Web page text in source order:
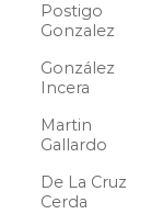
Postigo
Gonzalez
González
Incera
Martin
Gallardo
De La Cruz
Cerda